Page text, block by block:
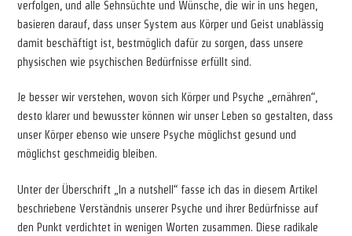
verfolgen, und alle Sehnsüchte und Wünsche, die wir in uns hegen,
basieren darauf, dass unser System aus Körper und Geist unablässig
damit beschäftigt ist, bestmöglich dafür zu sorgen, dass unsere
physischen wie psychischen Bedürfnisse erfüllt sind.
Je besser wir verstehen, wovon sich Körper und Psyche „ernähren“,
desto klarer und bewusster können wir unser Leben so gestalten, dass
unser Körper ebenso wie unsere Psyche möglichst gesund und
möglichst geschmeidig bleiben.
Unter der Überschrift „In a nutshell“ fasse ich das in diesem Artikel
beschriebene Verständnis unserer Psyche und ihrer Bedürfnisse auf
den Punkt verdichtet in wenigen Worten zusammen. Diese radikale